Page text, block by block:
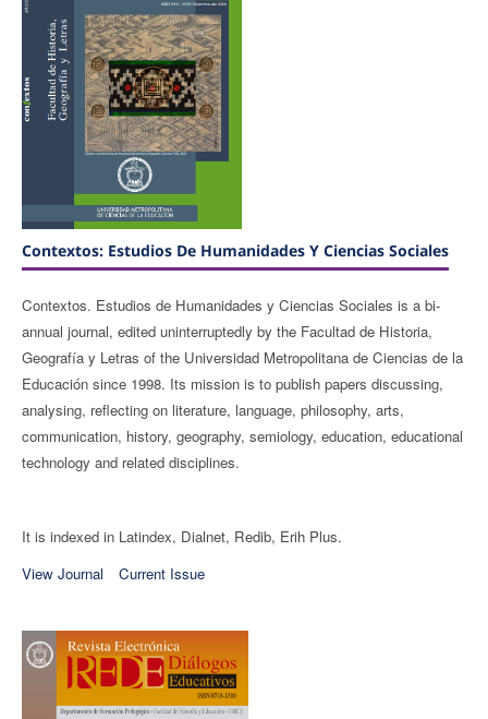
Contextos: Estudios De Humanidades Y Ciencias Sociales
Contextos. Estudios de Humanidades y Ciencias Sociales is a bi-
annual journal, edited uninterruptedly by the Facultad de Historia,
Geografía y Letras of the Universidad Metropolitana de Ciencias de la
Educación since 1998. Its mission is to publish papers discussing,
analysing, reflecting on literature, language, philosophy, arts,
communication, history, geography, semiology, education, educational
technology and related disciplines.
It is indexed in Latindex, Dialnet, Redib, Erih Plus.
View Journal
Current Issue